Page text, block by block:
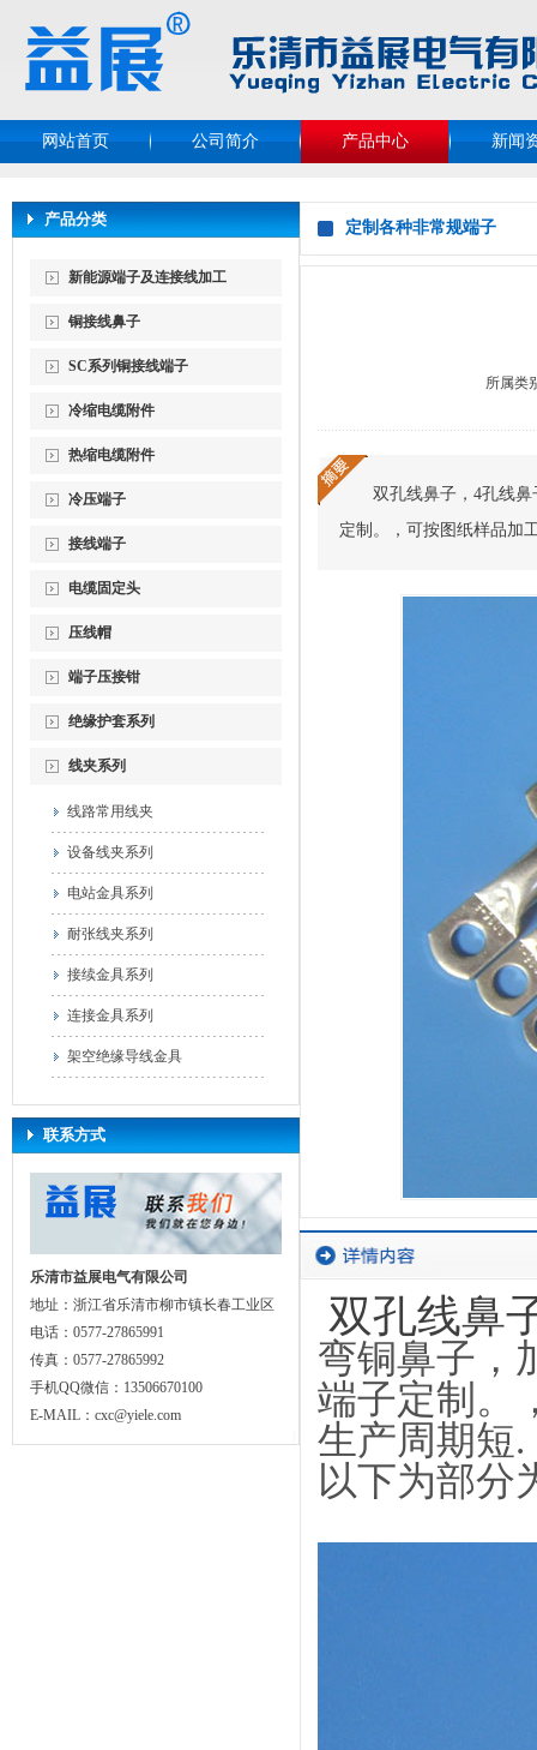
网站首页 公司简介 产品中心 新闻
产品分类
新能源端子及连接线加工
铜接线鼻子
SC系列铜接线端子
冷缩电缆附件
热缩电缆附件
冷压端子
接线端子
电缆固定头
压线帽
端子压接钳
绝缘护套系列
线夹系列
线路常用线夹
设备线夹系列
电站金具系列
耐张线夹系列
接续金具系列
连接金具系列
架空绝缘导线金具
联系方式
乐清市益展电气有限公司
地址：浙江省乐清市柳市镇长春工业区
电话：0577-27865991
传真：0577-27865992
手机QQ微信：13506670100
E-MAIL：cxc@yiele.com
定制各种非常规端子
所属类
双孔线鼻子，4孔线
定制。，可按图纸样品加
双孔线鼻
弯铜鼻子，
端子定制。
生产周期短.
以下为部分